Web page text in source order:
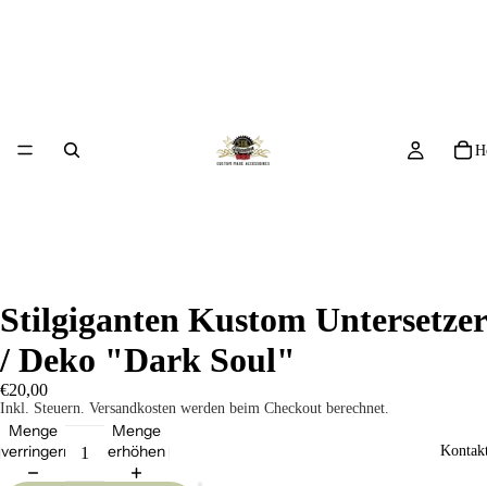
Stilgiganten Kustom Untersetzer
/ Deko "Dark Soul"
€20,00
Inkl. Steuern. Versandkosten werden beim Checkout berechnet.
Menge
verringern
Menge
erhöhen